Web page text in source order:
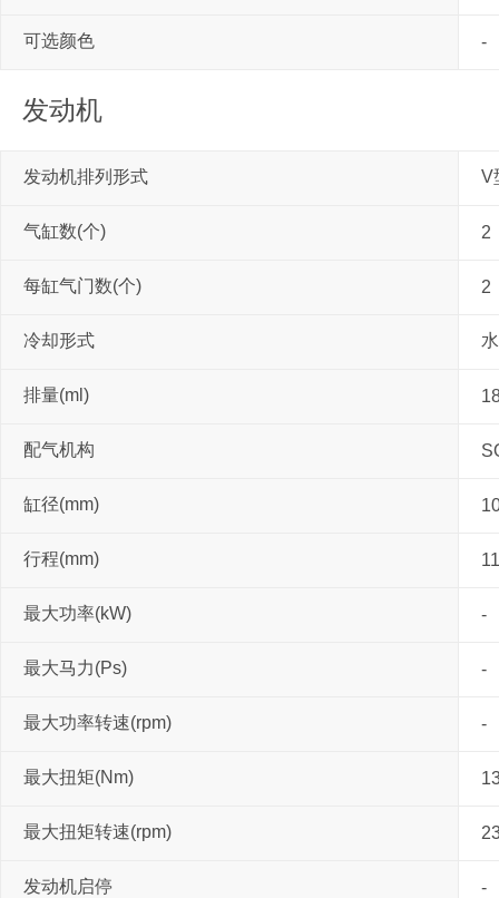
可选颜色 -
发动机
发动机排列形式 V
气缸数(个) 2
每缸气门数(个) 2
冷却形式
排量(ml)
配气机构
缸径(mm)
行程(mm)
最大功率(kW) -
最大马力(Ps) -
最大功率转速(rpm) -
最大扭矩(Nm)
最大扭矩转速(rpm)
发动机启停 -